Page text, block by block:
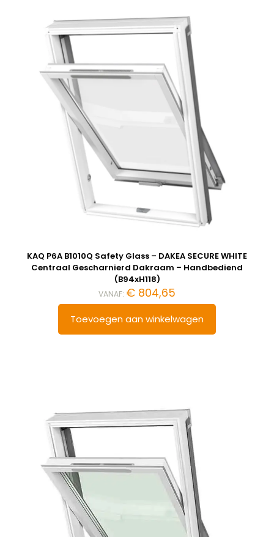
KAQ P6A B1010Q Safety Glass – DAKEA SECURE WHITE
Centraal Gescharnierd Dakraam – Handbediend
(B94xH118)
VANAF: € 804,65
Toevoegen aan winkelwagen